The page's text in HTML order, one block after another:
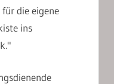
die eigene
ins